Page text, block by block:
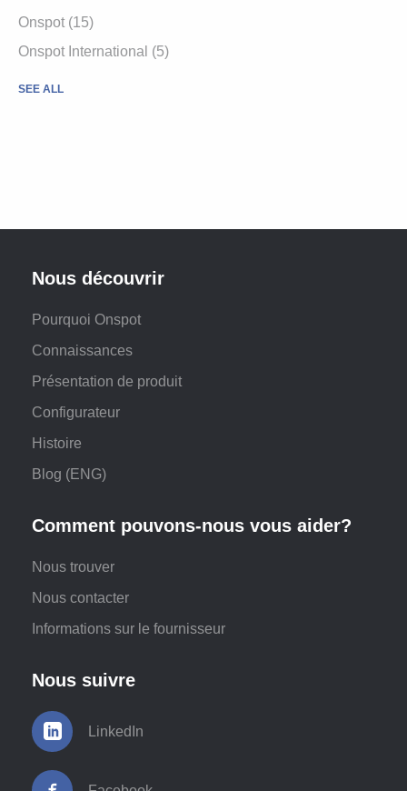
Onspot (15)
Onspot International (5)
SEE ALL
Nous découvrir
Pourquoi Onspot
Connaissances
Présentation de produit
Configurateur
Histoire
Blog (ENG)
Comment pouvons-nous vous aider?
Nous trouver
Nous contacter
Informations sur le fournisseur
Nous suivre
LinkedIn